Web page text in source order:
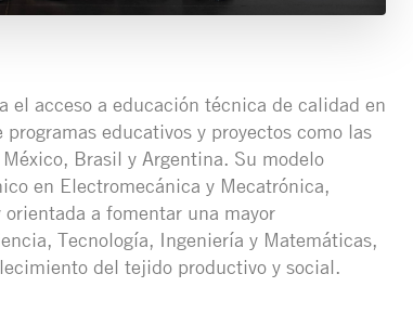
el acceso a educación técnica de calidad en
educativos y proyectos como las
Brasil y Argentina. Su modelo
en Electromecánica y Mecatrónica,
a fomentar una mayor
Tecnología, Ingeniería y Matemáticas,
del tejido productivo y social.